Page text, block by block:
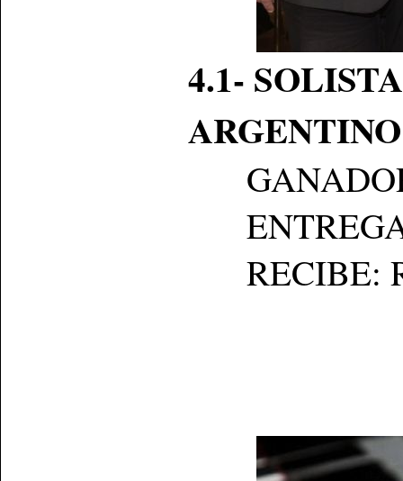
4.1-
RECIBE: